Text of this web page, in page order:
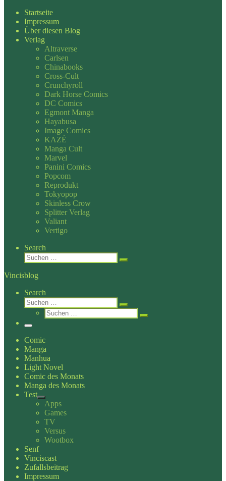
Startseite
Impressum
Über diesen Blog
Verlag
Altraverse
Carlsen
Chinabooks
Cross-Cult
Crunchyroll
Dark Horse Comics
DC Comics
Egmont Manga
Hayabusa
Image Comics
KAZÉ
Manga Cult
Marvel
Panini Comics
Popcom
Reprodukt
Tokyopop
Skinless Crow
Splitter Verlag
Valiant
Vertigo
Search
Suche
Suchen …
Vincisblog
Search
Suche
Suchen …
Suche
Suchen …
Menü
Comic
Manga
Manhua
Light Novel
Comic des Monats
Manga des Monats
Test
Apps
Games
TV
Versus
Wootbox
Senf
Vinciscast
Zufallsbeitrag
Impressum